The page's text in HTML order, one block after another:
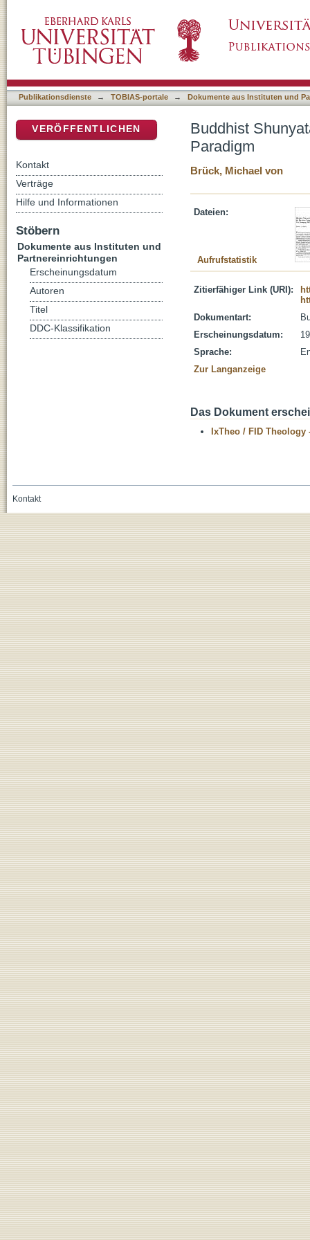
Publikationsdienste → TOBIAS-portale → Dokumente aus Instituten und
Buddhist
Paradigm
Brück, Michael von
Dateien:
Aufrufstatistik
Zitierfähiger Link (URI):
Dokumentart:
Erscheinungsdatum:
Sprache:
Zur Langanzeige
Das Dokument
IxTheo / FID Theology
VERÖFFENTLICHEN
Kontakt
Verträge
Hilfe und Informationen
Stöbern
Dokumente aus Instituten und
Partnereinrichtungen
Erscheinungsdatum
Autoren
Titel
DDC-Klassifikation
Kontakt